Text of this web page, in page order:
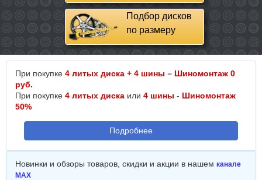
Подбор дисков
по размеру
При покупке 4 литых диска + 4 шины = Шиномонтаж 0
руб.
При покупке 4 литых диска или 4 шины - Шиномонтаж
50%
Подробнее
Новинки и обзоры товаров, скидки и акции в нашем канале
MAX